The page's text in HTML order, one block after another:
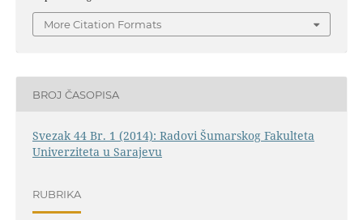
More Citation Formats
BROJ ČASOPISA
Svezak 44 Br. 1 (2014): Radovi Šumarskog Fakulteta
Univerziteta u Sarajevu
RUBRIKA